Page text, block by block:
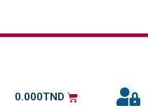
0.000TND